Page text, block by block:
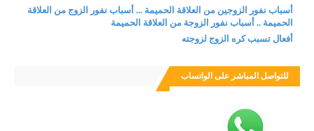
أسباب نفور الزوجين من العلاقة الحميمة ... أسباب نفور الزوج من العلاقة
الحميمة .. أسباب نفور الزوجة من العلاقة الحميمة
أفعال تسبب كره الزوج لزوجته
للتواصل المباشر على الواتساب